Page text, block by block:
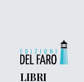
LIBRI